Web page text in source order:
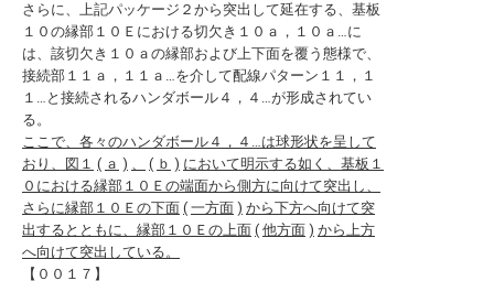
さらに、上記パッケージ２から突出して延在する、基板
１０の縁部１０Ｅにおける切欠き１０ａ，１０ａ…に
は、該切欠き１０ａの縁部および上下面を覆う態様で、
接続部１１ａ，１１ａ…を介して配線パターン１１，１
１…と接続されるハンダボール４，４…が形成されてい
る。
ここで、各々のハンダボール４，４…は球形状を呈して
おり、図１ ( ａ ) 、 ( ｂ ) において明示する如く、基板１
０における縁部１０Ｅの端面から側方に向けて突出し、
さらに縁部１０Ｅの下面 ( 一方面 ) から下方へ向けて突
出するとともに、縁部１０Ｅの上面 ( 他方面 ) から上方
へ向けて突出している。
【００１７】